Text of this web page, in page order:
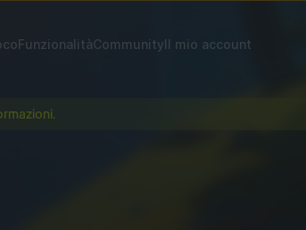
FunzionalitàCommunityIl mio account